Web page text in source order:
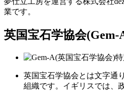
業です。
英国宝石学協会(Gem-
英国宝石学協会とは文字通
組織です。イギリスでは、